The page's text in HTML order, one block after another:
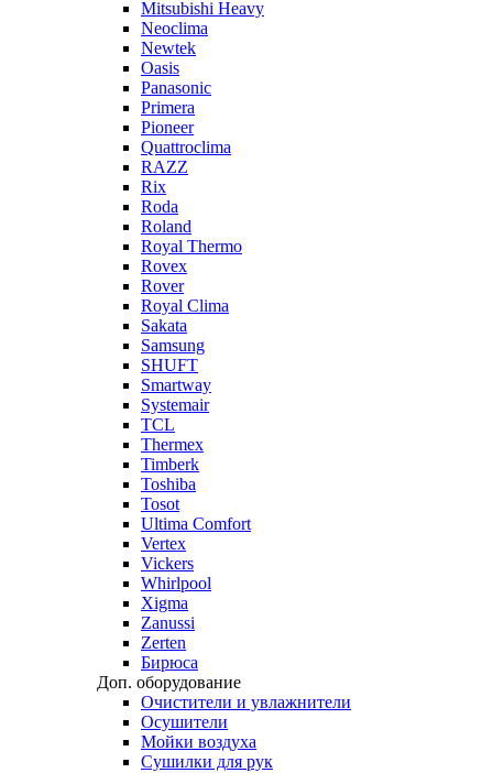
Mitsubishi Heavy
Neoclima
Newtek
Oasis
Panasonic
Primera
Pioneer
Quattroclima
RAZZ
Rix
Roda
Roland
Royal Thermo
Rovex
Rover
Royal Clima
Sakata
Samsung
SHUFT
Smartway
Systemair
TCL
Thermex
Timberk
Toshiba
Tosot
Ultima Comfort
Vertex
Vickers
Whirlpool
Xigma
Zanussi
Zerten
Бирюса
Доп. оборудование
Очистители и увлажнители
Осушители
Мойки воздуха
Сушилки для рук